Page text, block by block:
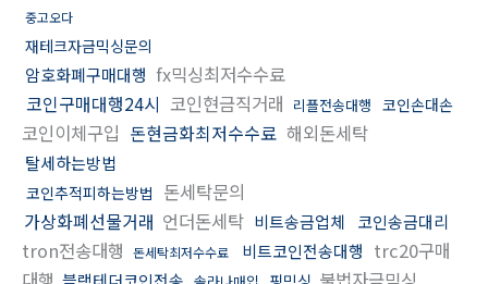
중고오다
재테크자금믹싱문의
암호화폐구매대행 fx믹싱최저수수료
코인구매대행24시 코인현금직거래 리플전송대행 코인손대손
코인이체구입 돈현금화최저수수료 해외돈세탁
탈세하는방법
코인추적피하는방법 돈세탁문의
가상화폐선물거래 언더돈세탁 비트송금업체 코인송금대리
tron전송대행 돈세탁최저수수료 비트코인전송대행 trc20구매